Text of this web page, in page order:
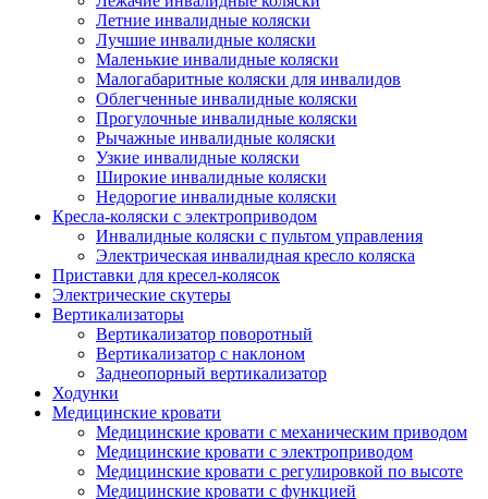
Летние инвалидные коляски
Лучшие инвалидные коляски
Маленькие инвалидные коляски
Малогабаритные коляски для инвалидов
Облегченные инвалидные коляски
Прогулочные инвалидные коляски
Рычажные инвалидные коляски
Узкие инвалидные коляски
Широкие инвалидные коляски
Недорогие инвалидные коляски
Кресла-коляски с электроприводом
Инвалидные коляски с пультом управления
Электрическая инвалидная кресло коляска
Приставки для кресел-колясок
Электрические скутеры
Вертикализаторы
Вертикализатор поворотный
Вертикализатор с наклоном
Заднеопорный вертикализатор
Ходунки
Медицинские кровати
Медицинские кровати с механическим приводом
Медицинские кровати с электроприводом
Медицинские кровати с регулировкой по высоте
Медицинские кровати с функцией